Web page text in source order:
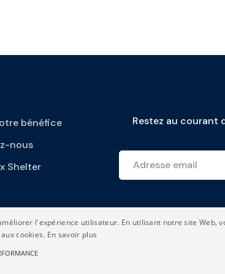
bénéfice
nous
Shelter
Restez au courant
l'expérience utilisateur. En utilisant notre site Web,
cookies. En savoir plus